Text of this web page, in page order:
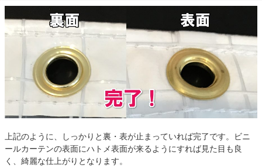
上記のように、しっかりと裏・表が止まっていれば完了です。ビニ
ールカーテンの表面にハトメ表面が来るようにすれば見た目も良
く、綺麗な仕上がりとなります。